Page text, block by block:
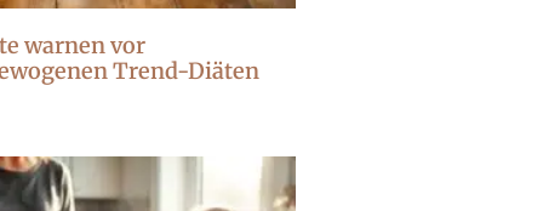
warnen vor
Trend-Diäten